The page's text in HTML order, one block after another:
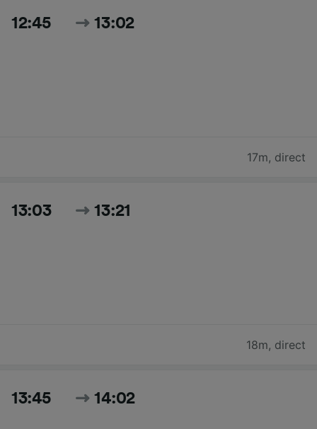
12:45 13:02
17m, direct
13:03 13:21
18m, direct
13:45 14:02